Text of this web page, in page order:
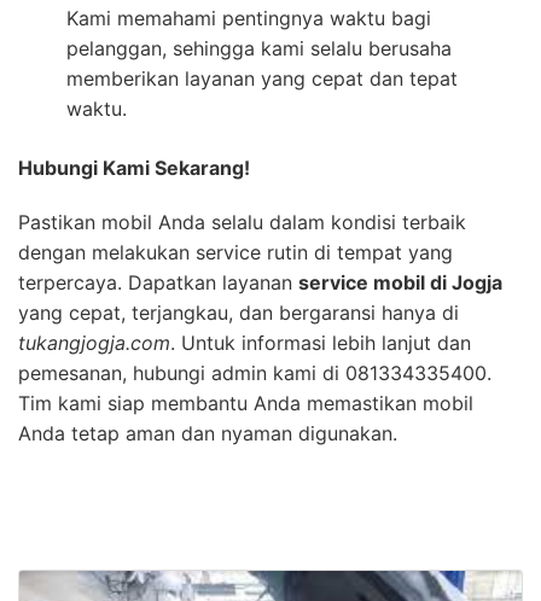
Kami memahami pentingnya waktu bagi
pelanggan, sehingga kami selalu berusaha
memberikan layanan yang cepat dan tepat
waktu.
Hubungi Kami Sekarang!
Pastikan mobil Anda selalu dalam kondisi terbaik
dengan melakukan service rutin di tempat yang
terpercaya. Dapatkan layanan service mobil di Jogja
yang cepat, terjangkau, dan bergaransi hanya di
tukangjogja.com. Untuk informasi lebih lanjut dan
pemesanan, hubungi admin kami di 081334335400.
Tim kami siap membantu Anda memastikan mobil
Anda tetap aman dan nyaman digunakan.